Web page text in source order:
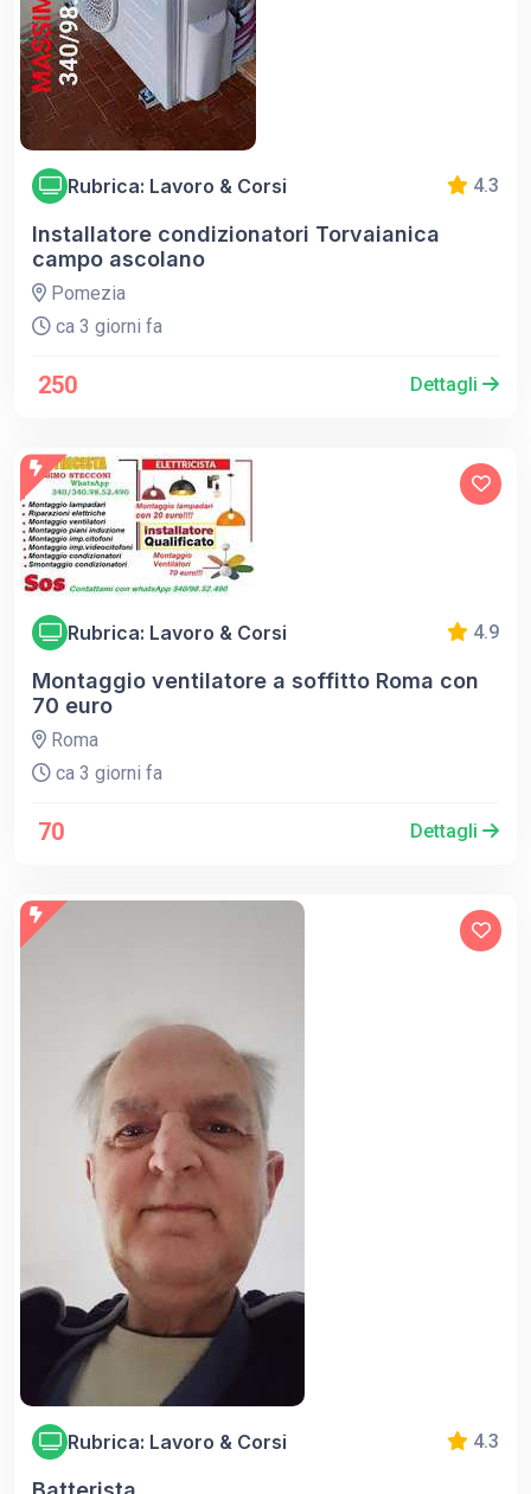
Rubrica: Lavoro & Corsi 4.3
Installatore condizionatori Torvaianica
campo ascolano
Pomezia
ca 3 giorni fa
250 Dettagli
Rubrica: Lavoro & Corsi 4.9
Montaggio ventilatore a soffitto Roma con
70 euro
Roma
ca 3 giorni fa
70 Dettagli
Rubrica: Lavoro & Corsi 4.3